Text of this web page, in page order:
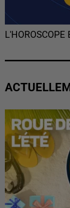
L'HOROSCOPE